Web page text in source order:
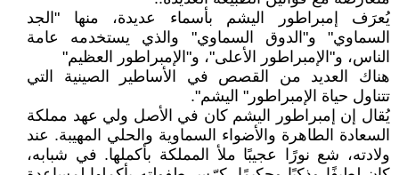
يُعرَف إمبراطور اليشم بأسماء عديدة، منها "الجد
السماوي" و"الدوق السماوي" والذي يستخدمه عامة
الناس، و"الإمبراطور الأعلى"، و"الإمبراطور العظيم"
هناك العديد من القصص في الأساطير الصينية التي
تتناول حياة الإمبراطور" اليشم".
يُقال إن إمبراطور اليشم كان في الأصل ولي عهد مملكة
السعادة الطاهرة والأضواء السماوية والحلي المهيبة. عند
ولادته، شع نورًا عجيبًا ملأ المملكة بأكملها. في شبابه،